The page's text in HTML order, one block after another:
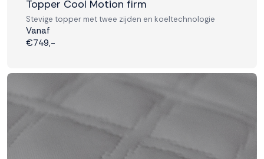
Topper Cool Motion firm
Stevige topper met twee zijden en koeltechnologie
Vanaf
€749,-